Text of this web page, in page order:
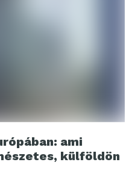
ami
külföldön